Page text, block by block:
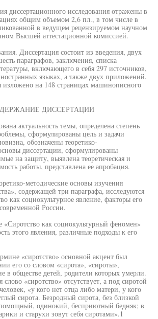
диссертационного исследования отражены в
общим объемом 2,6 пл., в том числе в
в ведущем рецензируемом научном
Высшей аттестационной комиссией.
Диссертация состоит из введения, двух
параграфов, заключения, списка
включающего в себя 297 источников,
языках, а также двух приложений.
изложено на 148 страницах машинописного
ДИССЕРТАЦИИ
актуальность темы, определена степень
сформулированы цель и задачи
обозначены теоретико-
диссертации, сформулированы
на защиту, выявлена теоретическая и
работы, представлена ее апробация.
методические основы изучения
содержащей три параграфа, исследуются
как социокультурное явление, факторы его
России.
«Сиротство как социокультурный феномен»
этого явления, различные подходы к его
«сиротство» основной акцент был
его со словом «сирота», «сироты»,
в обществе детей, родители которых умерли.
«сиротство» отсутствует, а под сиротой
«у кого нет отца либо матери, у кого
сирота. Безродный сирота, без близкой
одинокий, бесприютный бедняк; в
и старухи зовут себя сиротами».1